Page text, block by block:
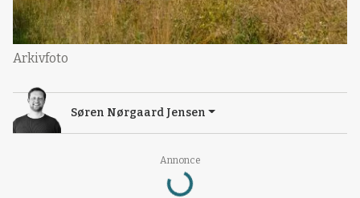
Annonce
Loading...
Arkivfoto
Søren Nørgaard Jensen